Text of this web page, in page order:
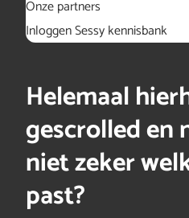
Onze partners
Inloggen Sessy kennisbank
Helemaal
gescrolled en
niet zeker
past?